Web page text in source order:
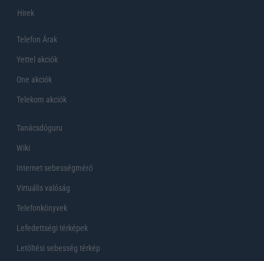
Hirek
Telefon Árak
Yettel akciók
One akciók
Telekom akciók
Tanácsdóguru
Wiki
Internet sebességmérő
Virtuális valóság
Telefonkönyvek
Lefedettségi térképek
Letöltési sebesség térkép